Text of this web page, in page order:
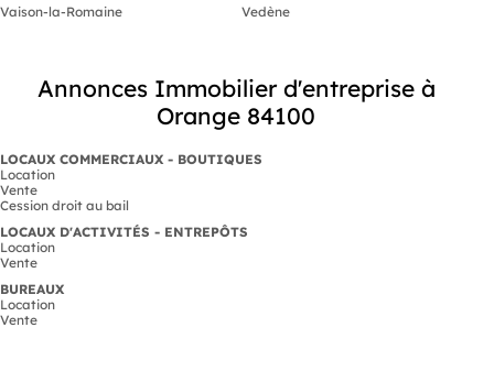
Vaison-la-Romaine
Vedène
Annonces Immobilier d'entreprise à
Orange 84100
LOCAUX COMMERCIAUX - BOUTIQUES
Location
Vente
Cession droit au bail
LOCAUX D'ACTIVITÉS - ENTREPÔTS
Location
Vente
BUREAUX
Location
Vente